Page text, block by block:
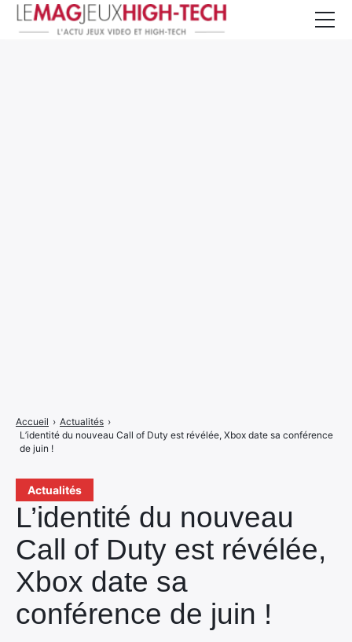
Actualités
L’identité du nouveau
Call of Duty est révélée,
Xbox date sa
conférence de juin !
Accueil › Actualités ›
L’identité du nouveau Call of Duty est révélée, Xbox date sa conférence
de juin !